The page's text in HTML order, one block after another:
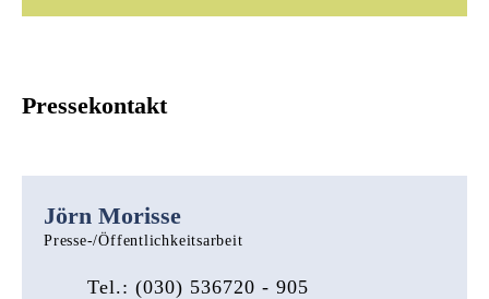
Pressekontakt
Jörn Morisse
Presse-/Öffentlichkeitsarbeit
Tel.: (030) 536720 - 905